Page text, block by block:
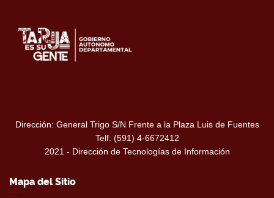
Dirección: General Trigo S/N Frente a la Plaza Luis de Fuentes
Telf: (591) 4-6672412
2021 - Dirección de Tecnologías de Información
Mapa del Sitio